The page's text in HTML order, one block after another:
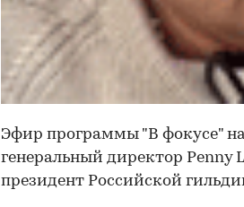
Эфир программы "В фокусе" на
генеральный директор Penny
президент Российской